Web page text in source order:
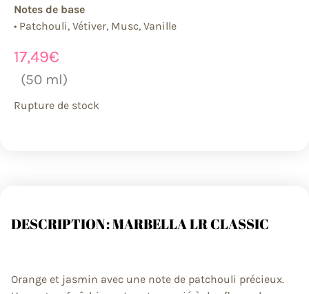
Notes de base
• Patchouli, Vétiver, Musc, Vanille
17,49€
(50 ml)
Rupture de stock
DESCRIPTION : MARBELLA LR CLASSIC
Orange et jasmin avec une note de patchouli précieux.